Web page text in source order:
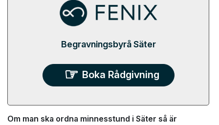
Begravningsbyrå Säter
Boka Rådgivning
Om man ska ordna minnesstund i Säter så är